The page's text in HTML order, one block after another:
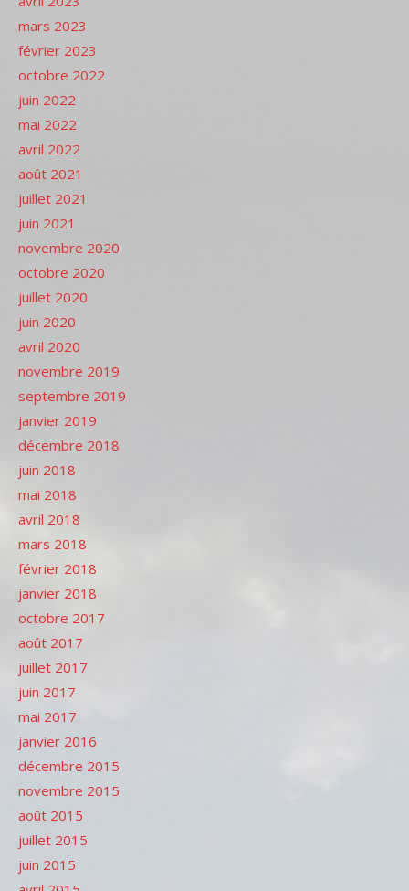
mars 2023
février 2023
octobre 2022
juin 2022
mai 2022
avril 2022
août 2021
juillet 2021
juin 2021
novembre 2020
octobre 2020
juillet 2020
juin 2020
avril 2020
novembre 2019
septembre 2019
janvier 2019
décembre 2018
juin 2018
mai 2018
avril 2018
mars 2018
février 2018
janvier 2018
octobre 2017
août 2017
juillet 2017
juin 2017
mai 2017
janvier 2016
décembre 2015
novembre 2015
août 2015
juillet 2015
juin 2015